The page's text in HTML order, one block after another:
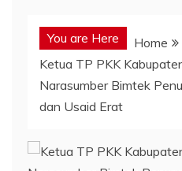
You are Here Home
Ketua TP PKK
Narasumber Bimtek
dan Usaid Erat